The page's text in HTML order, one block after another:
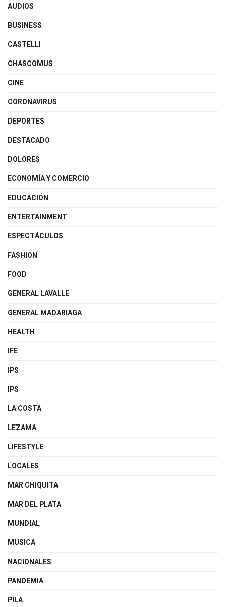
AUDIOS
BUSINESS
CASTELLI
CHASCOMUS
CINE
CORONAVIRUS
DEPORTES
DESTACADO
DOLORES
ECONOMÍA Y COMERCIO
EDUCACIÓN
ENTERTAINMENT
ESPECTÁCULOS
FASHION
FOOD
GENERAL LAVALLE
GENERAL MADARIAGA
HEALTH
IFE
IPS
IPS
LA COSTA
LEZAMA
LIFESTYLE
LOCALES
MAR CHIQUITA
MAR DEL PLATA
MUNDIAL
MUSICA
NACIONALES
PANDEMIA
PILA